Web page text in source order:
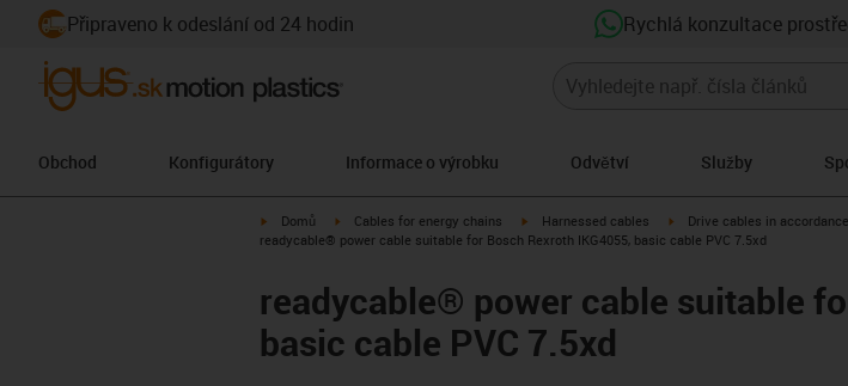
Připraveno k odeslání od 24 hodin Rychlá konzultace
Obchod Konfigurátory Informace o výrobku Odvětví Služby
igus-icon-arrow-right
Domů igus-icon-arrow-right
Cables for energy chains igus-icon-arrow-right
Harnessed cables igus-icon-arrow-right
Drive cables in
readycable® power cable suitable for Bosch Rexroth IKG4055, basic cable PVC 7.5xd
readycable® power cable suitable
basic cable PVC 7.5xd